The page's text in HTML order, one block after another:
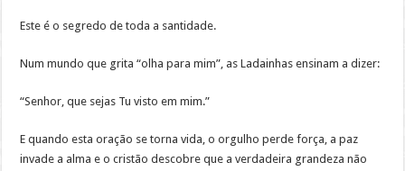
Este é o segredo de toda a santidade.
Num mundo que grita “olha para mim”, as Ladainhas ensinam a dizer:
“Senhor, que sejas Tu visto em mim.”
E quando esta oração se torna vida, o orgulho perde força, a paz
invade a alma e o cristão descobre que a verdadeira grandeza não